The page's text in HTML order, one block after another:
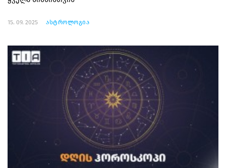
15. 09. 2025 ასტროლოგია